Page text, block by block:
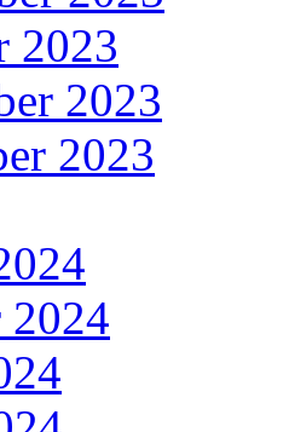
2023
2023
2023
2024